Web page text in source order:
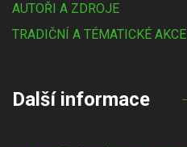
AUTOŘI A ZDROJE
TRADIČNÍ A TÉMATICKÉ AKCE
Další informace